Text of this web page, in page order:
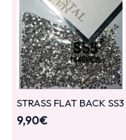
STRASS FLAT BACK SS3
9,90€